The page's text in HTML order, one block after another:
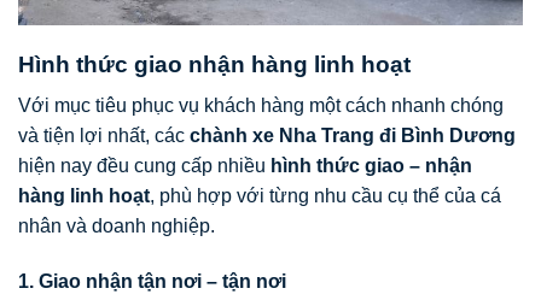
Hình thức giao nhận hàng linh hoạt
Với mục tiêu phục vụ khách hàng một cách nhanh chóng
và tiện lợi nhất, các chành xe Nha Trang đi Bình Dương
hiện nay đều cung cấp nhiều hình thức giao – nhận
hàng linh hoạt, phù hợp với từng nhu cầu cụ thể của cá
nhân và doanh nghiệp.
1. Giao nhận tận nơi – tận nơi